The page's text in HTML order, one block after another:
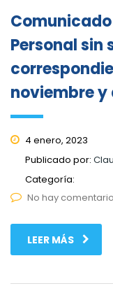
Personal
noviembre y
4 enero, 2023
Publicado por:
Categoría:
No hay
LEER MÁS